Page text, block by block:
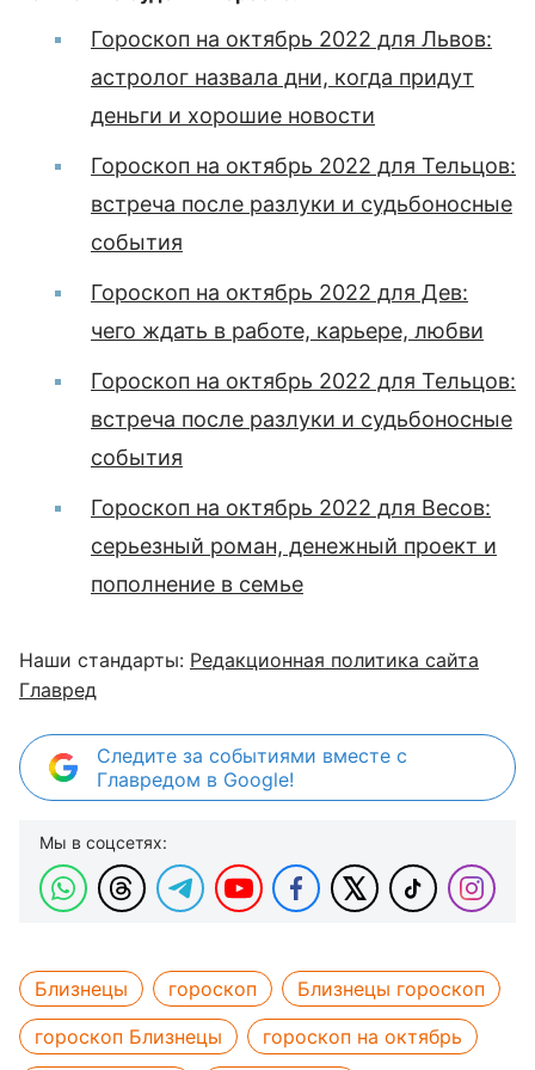
Гороскоп на октябрь 2022 для Львов:
астролог назвала дни, когда придут
деньги и хорошие новости
Гороскоп на октябрь 2022 для Тельцов:
встреча после разлуки и судьбоносные
события
Гороскоп на октябрь 2022 для Дев:
чего ждать в работе, карьере, любви
Гороскоп на октябрь 2022 для Тельцов:
встреча после разлуки и судьбоносные
события
Гороскоп на октябрь 2022 для Весов:
серьезный роман, денежный проект и
пополнение в семье
Наши стандарты: Редакционная политика сайта
Главред
Следите за событиями вместе с
Главредом в Google!
Мы в соцсетях:
Близнецы гороскоп
Близнецы гороскоп
гороскоп Близнецы
гороскоп на октябрь